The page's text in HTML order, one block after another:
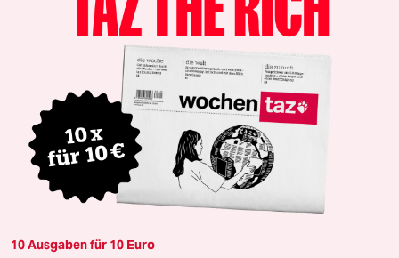
10 Ausgaben für 10 Euro